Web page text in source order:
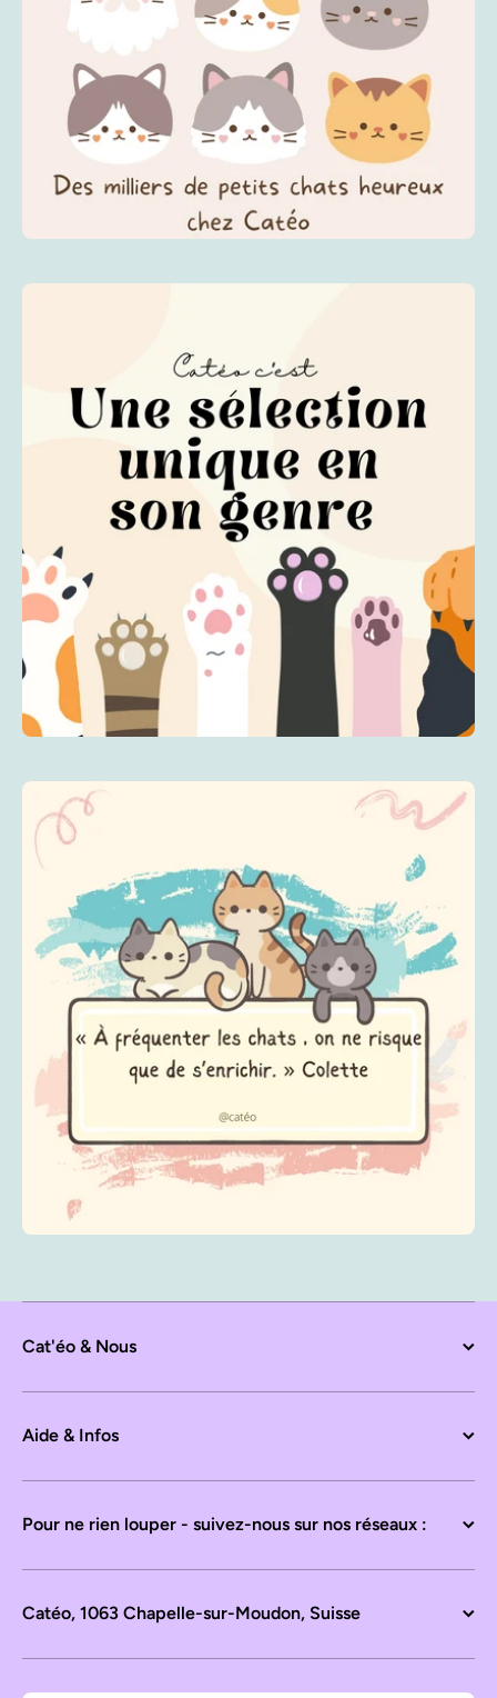
Cat'éo & Nous
Aide & Infos
Pour ne rien louper - suivez-nous sur nos réseaux :
Catéo, 1063 Chapelle-sur-Moudon, Suisse